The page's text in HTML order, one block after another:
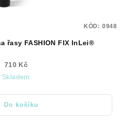
řasy FASHION FIX InLei®
710 Kč
Skladem
Do košíku
KÓD: 0948